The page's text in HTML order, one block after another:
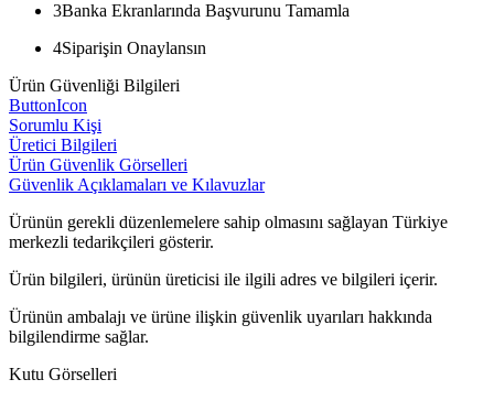
3Banka Ekranlarında Başvurunu Tamamla
4Siparişin Onaylansın
Ürün Güvenliği Bilgileri
ButtonIcon
Sorumlu Kişi
Üretici Bilgileri
Ürün Güvenlik Görselleri
Güvenlik Açıklamaları ve Kılavuzlar
Ürünün gerekli düzenlemelere sahip olmasını sağlayan Türkiye
merkezli tedarikçileri gösterir.
Ürün bilgileri, ürünün üreticisi ile ilgili adres ve bilgileri içerir.
Ürünün ambalajı ve ürüne ilişkin güvenlik uyarıları hakkında
bilgilendirme sağlar.
Kutu Görselleri